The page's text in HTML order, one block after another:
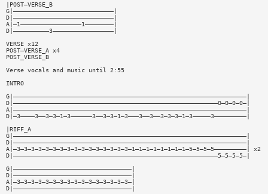
|POST—VERSE_B
G|————————————————————————————|
D|————————————————————————————|
A|—1—————————————————1————————|
D|——————————3—————————————————|
VERSE x12
POST—VERSE_A x4
POST_VERSE_B
Verse vocals and music until 2:55
INTRO
G|—————————————————————————————————————————————————————————————————|
D|—————————————————————————————————————————————————————————0—0—0—0—|
A|—————————————————————————————————————————————————————————————————|
D|—3————3——3—3—1—3——————3——3—3—1—3———3——3——3—3—3—1—3—————3—————————|
|RIFF_A
G|—————————————————————————————————————————————————————————————————|
D|—————————————————————————————————————————————————————————————————|
A|—3—3—3—3—3—3—3—3—3—3—3—3—3—3—3—3—1—1—1—1—1—1—1—1—5—5—5—5—————————| x2
D|—————————————————————————————————————————————————————————5—5—5—5—|
G|—————————————————————————————————|
D|—————————————————————————————————|
A|—3—3—3—3—3—3—3—3—3—3—3—3—3—3—3—3—|
D|—————————————————————————————————|